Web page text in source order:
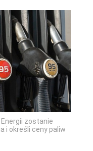
zostanie
i określi ceny paliw